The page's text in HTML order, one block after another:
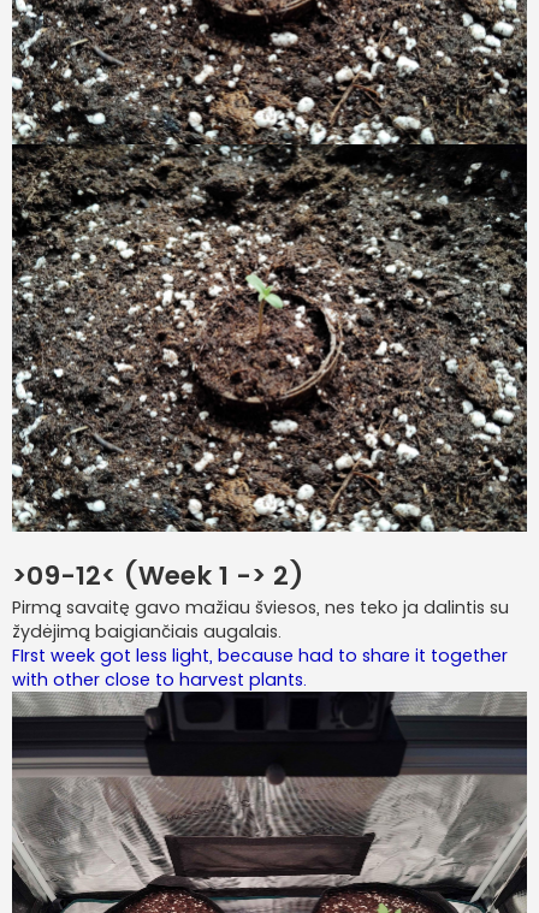
>09-12< (Week 1 -> 2)
Pirmą savaitę gavo mažiau šviesos, nes teko ja dalintis su
žydėjimą baigiančiais augalais.
FIrst week got less light, because had to share it together
with other close to harvest plants.